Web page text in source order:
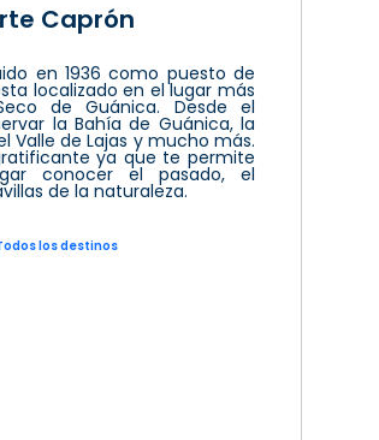
Caprón
en 1936 como puesto de
localizado en el lugar más
de Guánica. Desde el
la Bahía de Guánica, la
Valle de Lajas y mucho más.
ya que te permite
conocer el pasado, el
de la naturaleza.
los destinos